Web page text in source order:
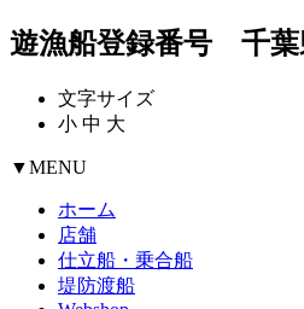
遊漁船登録番号 千葉
文字サイズ
小 中 大
▼MENU
ホーム
店舗
仕立船・乗合船
堤防渡船